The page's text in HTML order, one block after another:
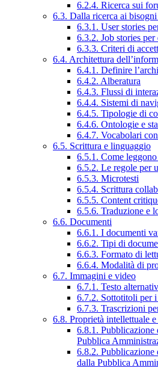
6.2.4. Ricerca sui
6.3. Dalla ricerca ai
6.3.1. User stories
6.3.2. Job stories
6.3.3. Criteri di
6.4. Architettura
6.4.1. Definire
6.4.2. Alberatura
6.4.3. Flussi di
6.4.4. Sistemi di
6.4.5. Tipologie di
6.4.6. Ontologie e
6.4.7. Vocabolari
6.5. Scrittura e linguaggio
6.5.1. Come
6.5.2. Le regole per
6.5.3. Microtesti
6.5.4. Scrittura
6.5.5. Content
6.5.6. Traduzione e
6.6. Documenti
6.6.1. I documenti
6.6.2. Tipi di
6.6.3. Formato di
6.6.4. Modalità di
6.7. Immagini e video
6.7.1. Testo
6.7.2. Sottotitoli per
6.7.3. Trascrizioni
6.8. Proprietà intellettuale
6.8.1. Pubblicazione
Pubblica
6.8.2.
dalla Pubblica